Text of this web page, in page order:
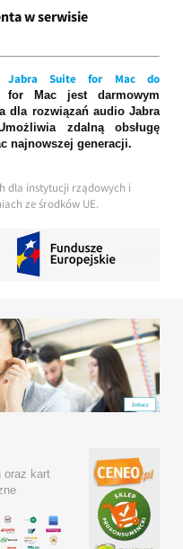
w serwisie
Jabra Suite for Mac do
for Mac jest darmowym
dla rozwiązań audio Jabra
zdalną obsługę
najnowszej generacji.
dla instytucji rządowych i
ze środków UE.
oraz kart